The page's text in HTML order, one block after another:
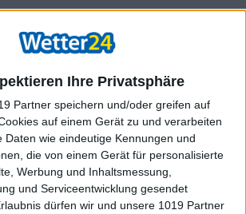
Ihre Privatsphäre
Partner speichern und/oder greifen auf
auf einem Gerät zu und verarbeiten
Daten wie eindeutige Kennungen und
die von einem Gerät für personalisierte
Werbung und Inhaltsmessung,
und Serviceentwicklung gesendet
dürfen wir und unsere 1019 Partner